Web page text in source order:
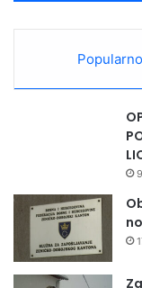
Popularno